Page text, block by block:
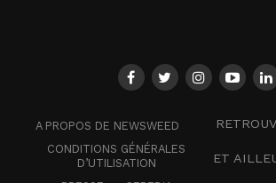
A PROPOS DE NEWSWEED
CONDITIONS GÉNÉRALES
D’UTILISATION
ET